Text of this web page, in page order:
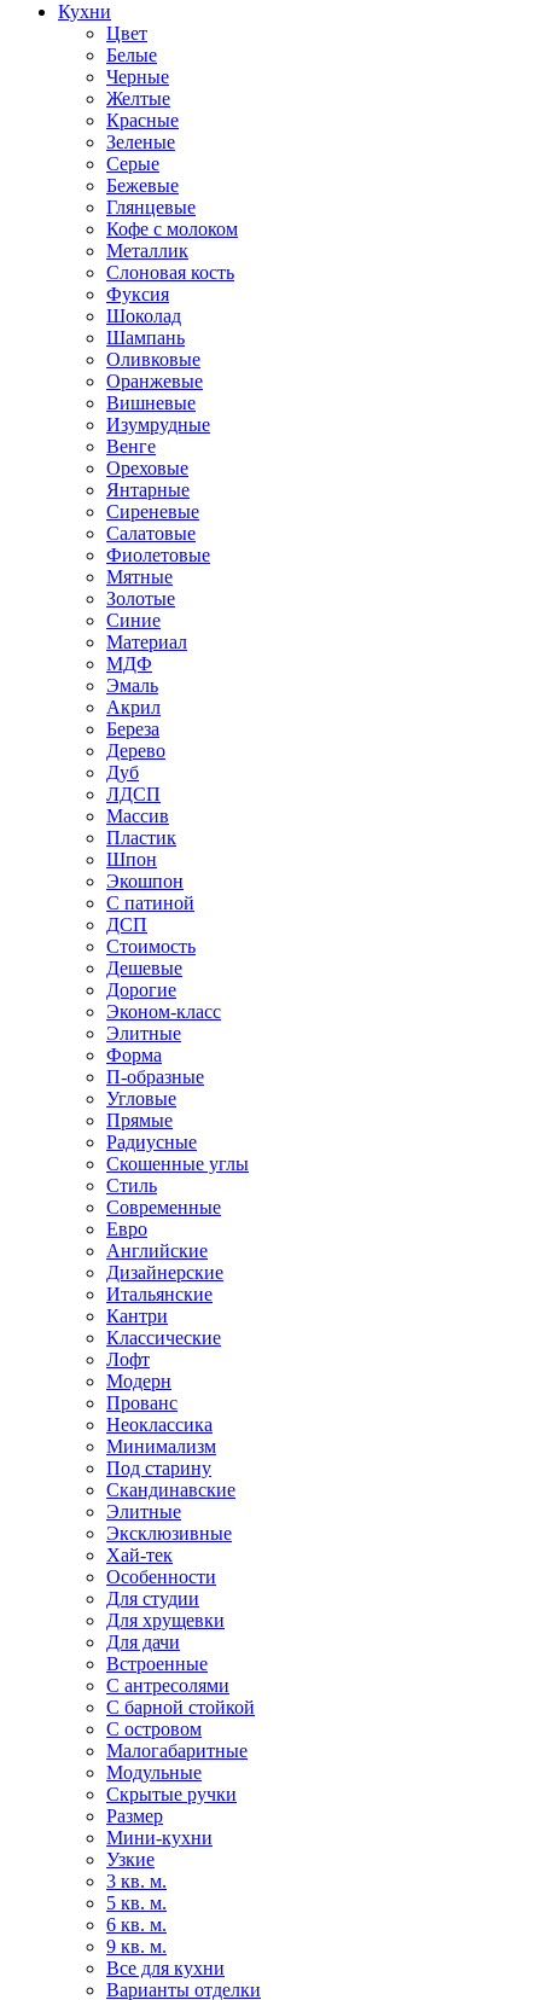
Кухни
Цвет
Белые
Черные
Желтые
Красные
Зеленые
Серые
Бежевые
Глянцевые
Кофе с молоком
Металлик
Слоновая кость
Фуксия
Шоколад
Шампань
Оливковые
Оранжевые
Вишневые
Изумрудные
Венге
Ореховые
Янтарные
Сиреневые
Салатовые
Фиолетовые
Мятные
Золотые
Синие
Материал
МДФ
Эмаль
Акрил
Береза
Дерево
Дуб
ЛДСП
Массив
Пластик
Шпон
Экошпон
С патиной
ДСП
Стоимость
Дешевые
Дорогие
Эконом-класс
Элитные
Форма
П-образные
Угловые
Прямые
Радиусные
Скошенные углы
Стиль
Современные
Евро
Английские
Дизайнерские
Итальянские
Кантри
Классические
Лофт
Модерн
Прованс
Неоклассика
Минимализм
Под старину
Скандинавские
Элитные
Эксклюзивные
Хай-тек
Особенности
Для студии
Для хрущевки
Для дачи
Встроенные
С антресолями
С барной стойкой
С островом
Малогабаритные
Модульные
Скрытые ручки
Размер
Мини-кухни
Узкие
3 кв. м.
5 кв. м.
6 кв. м.
9 кв. м.
Все для кухни
Варианты отделки